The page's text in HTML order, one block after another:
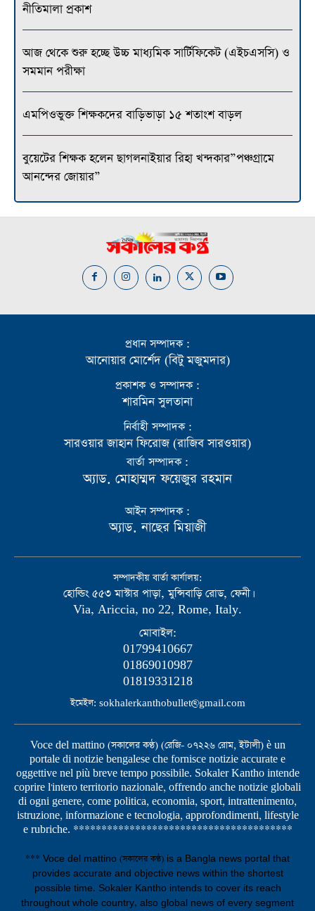
নীতিমালা প্রকাশ
আজ থেকে শুরু হচ্ছে উচ্চ মাধ্যমিক সার্টিফিকেট (এইচএসসি) ও
সমমান পরীক্ষা
এমপিওভুক্ত শিক্ষকদের বাড়িভাড়া ১৫ শতাংশ বাড়ল
বুয়েটের শিক্ষক হলেন ছাগলনাইয়ার রিহা খন্দকার”পঞ্চগ্রামে
আনন্দের জোয়ার”
প্রধান সম্পাদক :
আনোয়ার মোর্শেদ (বিটু মজুমদার)
প্রকাশক ও সম্পাদক :
শারমিন সুলতানা
নির্বাহী সম্পাদক :
সারওয়ার জাহান ফিরোজ (রাজিব সারওয়ার)
বার্তা সম্পাদক :
অ্যাড. মোহাম্মদ ফয়েজুর রহমান
আইন সম্পাদক :
অ্যাড. নাছের মিয়াজী
সম্পাদকীয় বার্তা কার্যালয়:
হোল্ডিং ৫৫৩ মাস্টার পাড়া, মুন্সিবাড়ি রোড, ফেনী।
Via, Ariccia, no 22, Rome, Italy.
মোবাইল:
01799410667
01869010987
01819331218
ইমেইল: sokhalerkanthobullet@gmail.com
Voce del mattino (সকালের কণ্ঠ) (রেজি- ০৭২২৬ রোম, ইটালী) è un
portale di notizie bengalese che fornisce notizie accurate e
oggettive nel più breve tempo possibile. Sokaler Kantho intende
coprire l'intero territorio nazionale, offrendo anche notizie globali
di ogni genere, come politica, economia, sport, intrattenimento,
istruzione, informazione e tecnologia, approfondimenti, lifestyle
e rubriche. ***************************************
*** Voce del mattino (সকালের কণ্ঠ) is a Bangla news portal that
provides accurate and objective news within the shortest
possible time. Sokaler Kantho intends to cover its reach
throughout whole country, also global news of every segment